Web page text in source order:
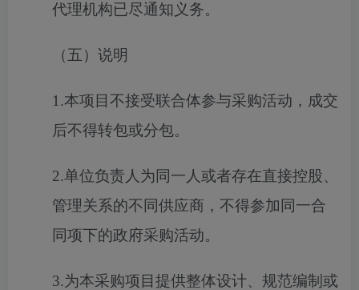
代理机构已尽通知义务。
（五）说明
1.本项目不接受联合体参与采购活动，成交
后不得转包或分包。
2.单位负责人为同一人或者存在直接控股、
管理关系的不同供应商，不得参加同一合
同项下的政府采购活动。
3.为本采购项目提供整体设计、规范编制或